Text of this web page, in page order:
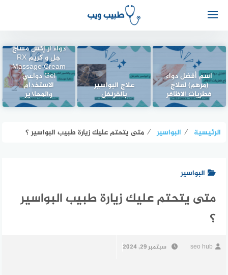
اسم أفضل دواء
(مرهم) لعلاج
فطريات الاظافر
علاج البواسير
بالقرنفل
دواء أر إكس مساج
جل و كريم RX
Massage Cream
Gel دواعي
الاستخدام
والمحاذير
الرئيسية ⁄ البواسير ⁄ متى يتحتم عليك زيارة طبيب البواسير ؟
البواسير
متى يتحتم عليك زيارة طبيب البواسير
؟
seo hub سبتمبر 29, 2024